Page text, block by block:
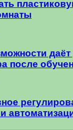
после